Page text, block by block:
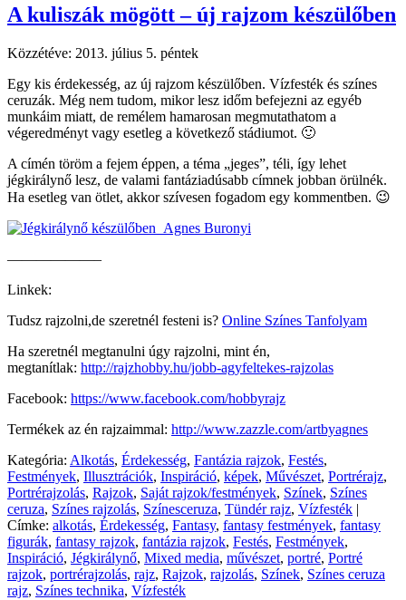
A kuliszák mögött – új rajzom készülőben
Közzétéve: 2013. július 5. péntek
Egy kis érdekesség, az új rajzom készülőben. Vízfesték és színes
ceruzák. Még nem tudom, mikor lesz időm befejezni az egyéb
munkáim miatt, de remélem hamarosan megmutathatom a
végeredményt vagy esetleg a következő stádiumot. 🙂
A címén töröm a fejem éppen, a téma „jeges”, téli, így lehet
jégkirálynő lesz, de valami fantáziadúsabb címnek jobban örülnék.
Ha esetleg van ötlet, akkor szívesen fogadom egy kommentben. 😉
——————–
Linkek:
Tudsz rajzolni,de szeretnél festeni is? Online Színes Tanfolyam
Ha szeretnél megtanulni úgy rajzolni, mint én,
megtanítlak: http://rajzhobby.hu/jobb-agyfeltekes-rajzolas
Facebook: https://www.facebook.com/hobbyrajz
Termékek az én rajzaimmal: http://www.zazzle.com/artbyagnes
Kategória: Alkotás, Érdekesség, Fantázia rajzok, Festés,
Festmények, Illusztrációk, Inspiráció, képek, Művészet, Portrérajz,
Portrérajzolás, Rajzok, Saját rajzok/festmények, Színek, Színes
ceruza, Színes rajzolás, Színesceruza, Tündér rajz, Vízfesték |
Címke: alkotás, Érdekesség, Fantasy, fantasy festmények, fantasy
figurák, fantasy rajzok, fantázia rajzok, Festés, Festmények,
Inspiráció, Jégkirálynő, Mixed media, művészet, portré, Portré
rajzok, portrérajzolás, rajz, Rajzok, rajzolás, Színek, Színes ceruza
rajz, Színes technika, Vízfesték